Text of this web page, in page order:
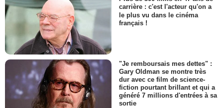
carrière : c'est l'acteur qu'on a
le plus vu dans le cinéma
français !
"Je remboursais mes dettes" :
Gary Oldman se montre très
dur avec ce film de science-
fiction pourtant brillant et qui a
généré 7 millions d'entrées à sa
sortie